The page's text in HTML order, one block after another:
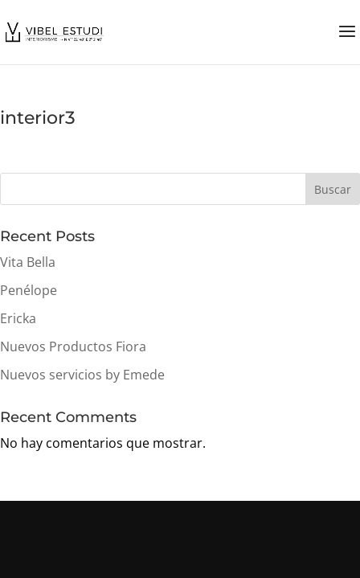
interior3
Buscar
Recent Posts
Vita Bella
Penélope
Ericka
Nuevos Productos Fiora
Nuevos servicios by Emede
Recent Comments
No hay comentarios que mostrar.